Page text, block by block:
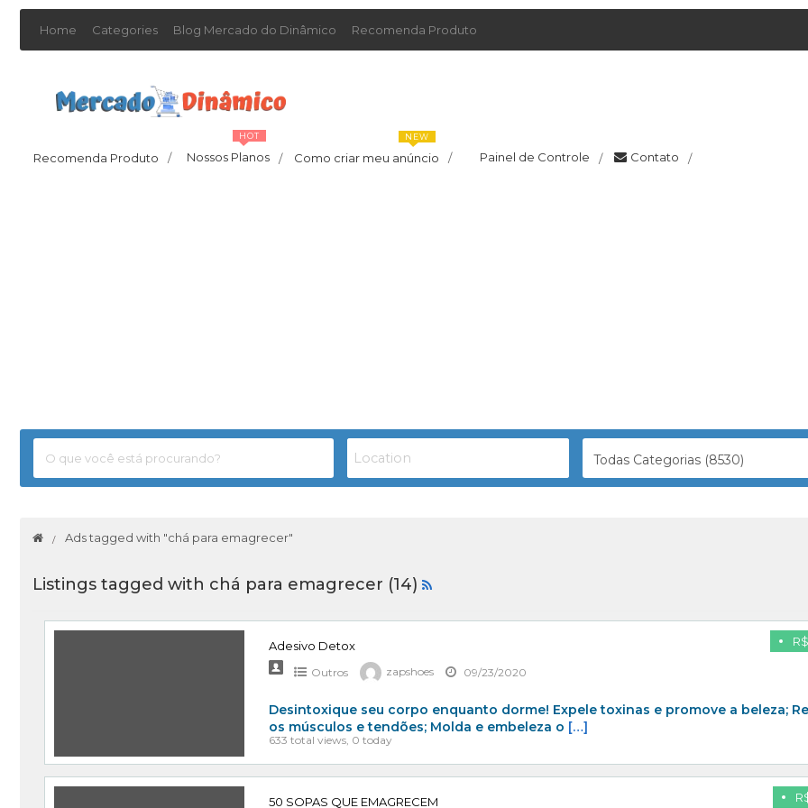
Home Categories Blog Mercado do Dinâmico Recomenda Produto
Recomenda Produto / Nossos Planos /
HOT
Como criar meu anúncio /
NEW
Painel de Controle / Contato /
Todas Categorias (8530)
Ads tagged with "chá para emagrecer"
Listings tagged with chá para emagrecer (14)
Adesivo Detox
Outros zapshoes 09/23/2020
Desintoxique seu corpo enquanto dorme! Expele toxinas e promove a beleza;
os músculos e tendões; Molda e embeleza o […]
633 total views, 0 today
50 SOPAS QUE EMAGRECEM